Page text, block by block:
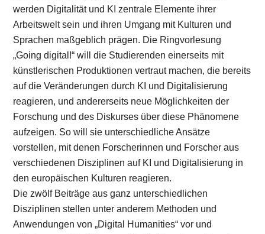
werden Digitalität und KI zentrale Elemente ihrer
Arbeitswelt sein und ihren Umgang mit Kulturen und
Sprachen maßgeblich prägen. Die Ringvorlesung
„Going digital!“ will die Studierenden einerseits mit
künstlerischen Produktionen vertraut machen, die bereits
auf die Veränderungen durch KI und Digitalisierung
reagieren, und andererseits neue Möglichkeiten der
Forschung und des Diskurses über diese Phänomene
aufzeigen. So will sie unterschiedliche Ansätze
vorstellen, mit denen Forscherinnen und Forscher aus
verschiedenen Disziplinen auf KI und Digitalisierung in
den europäischen Kulturen reagieren.
Die zwölf Beiträge aus ganz unterschiedlichen
Disziplinen stellen unter anderem Methoden und
Anwendungen von „Digital Humanities“ vor und